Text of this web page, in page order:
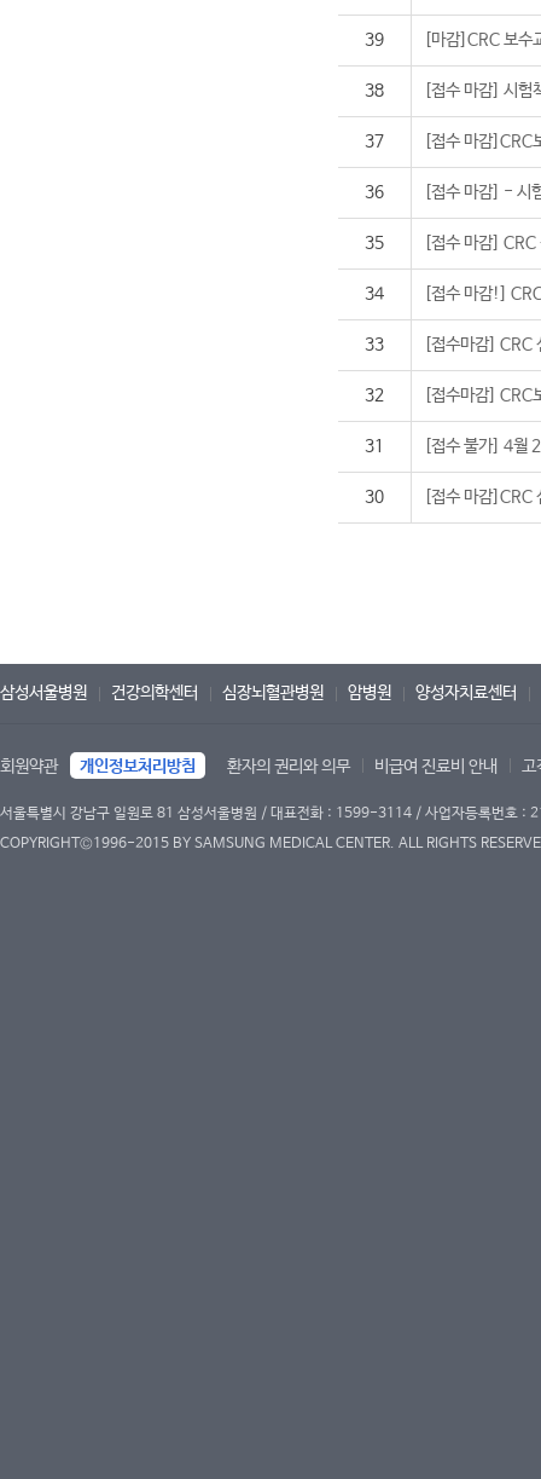
39 [마감]CRC 보
38 [접수 마감] 시
37 [접수 마감
36 [접수 마감] - 시
35 [접수 마감]
34 [접수 마감!]
33 [접수마감]
32 [접수마감]
31 [접수 불가] 4월
30 [접수 마감
삼성서울병원 건강의학센터 심장뇌혈관병원 암병원 양성자치료센터
회원약관 개인정보처리방침 환자의 권리와 의무 비급여 진료비 안내 고
서울특별시 강남구 일원로 81 삼성서울병원 / 대표전화 : 1599-3114 / 사업자등록번호
COPYRIGHT©1996-2015 BY SAMSUNG MEDICAL CENTER. ALL RIGHTS